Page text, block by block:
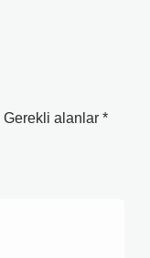
Gerekli alanlar *